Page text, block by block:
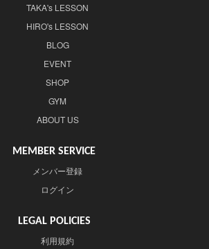
TAKA's LESSON
HIRO's LESSON
BLOG
EVENT
SHOP
GYM
ABOUT US
MEMBER SERVICE
メンバー登録
ログイン
LEGAL POLICIES
利用規約